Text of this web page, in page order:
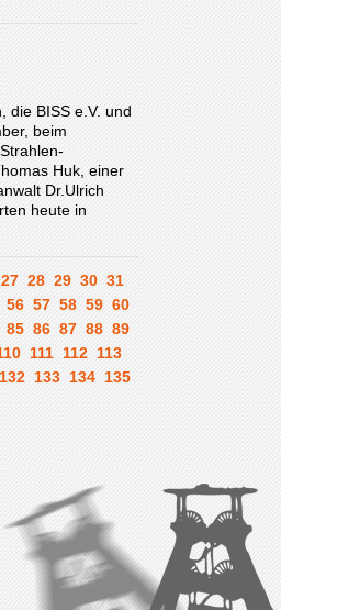
die BISS e.V. und
beim
Huk, einer
Dr.Ulrich
heute in
27 28 29 30 31
56 57 58 59 60
85 86 87 88 89
111 112 113
132 133 134 135